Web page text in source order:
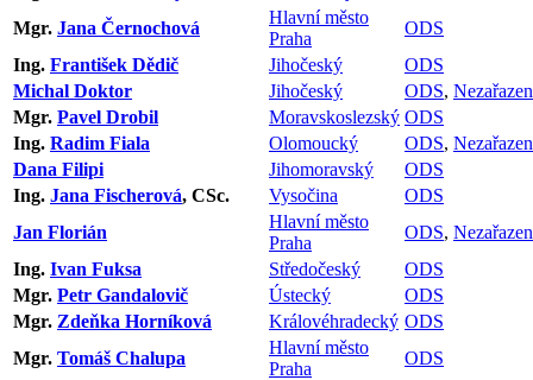
Mgr. Jana Černochová
Hlavní město
Praha
ODS
Ing. František Dědič Jihočeský
ODS
Michal Doktor
Jihočeský ODS,
Mgr. Pavel Drobil Moravskoslezský ODS
Ing. Radim Fiala Olomoucký ODS,
Dana Filipi
Jihomoravský
ODS
Ing. Jana Fischerová, CSc. Vysočina
ODS
Jan Florián
Hlavní město
Praha
ODS,
Ing. Ivan Fuksa Středočeský
ODS
Mgr. Petr Gandalovič Ústecký
ODS
Mgr. Zdeňka Horníková Královéhradecký ODS
Mgr. Tomáš Chalupa
Hlavní město
Praha
ODS